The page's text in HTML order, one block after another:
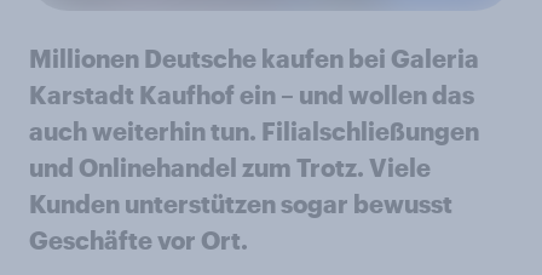
Millionen Deutsche kaufen bei Galeria
Karstadt Kaufhof ein – und wollen das
auch weiterhin tun. Filialschließungen
und Onlinehandel zum Trotz. Viele
Kunden unterstützen sogar bewusst
Geschäfte vor Ort.